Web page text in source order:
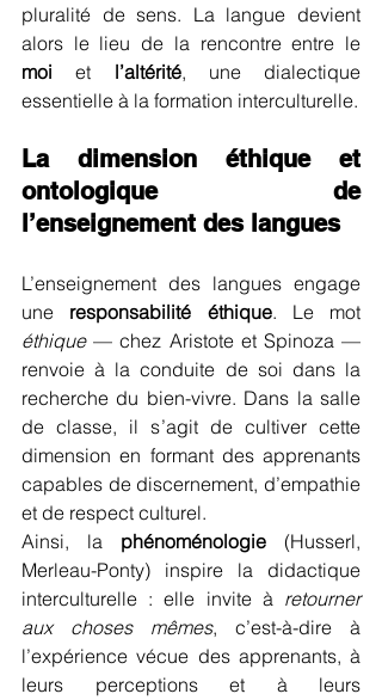
pluralité de sens. La langue devient
moi et l’altérité, une dialectique
essentielle à la formation interculturelle.
La dimension éthique et
ontologique de
l’enseignement des langues
L’enseignement des langues engage
une responsabilité éthique
éthique — chez Aristote et Spinoza —
renvoie à la conduite de soi dans la
recherche du bien-vivre. Dans la salle
de classe, il s’agit de cultiver cette
dimension en formant des apprenants
capables de discernement, d’empathie
et de respect culturel.
Ainsi, la phénoménologie (Husserl,
Merleau-Ponty) inspire la didactique
interculturelle : elle invite à retourner
aux choses mêmes, c’est-à-dire à
l’expérience vécue des apprenants, à
leurs perceptions et à leurs